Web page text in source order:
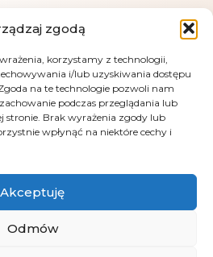
zgodą
korzystamy z technologii,
i/lub uzyskiwania dostępu
na te technologie pozwoli nam
podczas przeglądania lub
stronie. Brak wyrażenia zgody lub
wpłynąć na niektóre cechy i
Akceptuję
Odmów
klientom w doborze kaw
online, mailowe
artystyczna Andrus Markus